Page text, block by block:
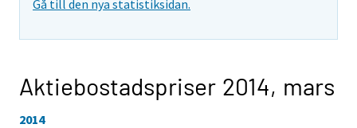
Gå till den nya statistiksidan.
Aktiebostadspriser 2014, mars
2014